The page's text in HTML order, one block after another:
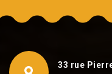
33 rue